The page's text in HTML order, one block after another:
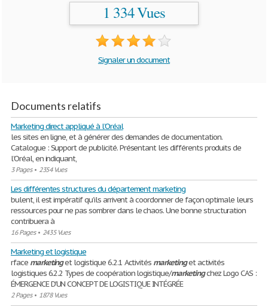
1 334 Vues
Signaler un document
Documents relatifs
Marketing direct appliqué à l’Oréal
les sites en ligne, et à générer des demandes de documentation.
Catalogue : Support de publicité. Présentant les différents produits de
l’Oréal, en indiquant,
3 Pages• 2354 Vues
Les différentes structures du département marketing
bulent, il est impératif qu’ils arrivent à coordonner de façon optimale leurs
ressources pour ne pas sombrer dans le chaos. Une bonne structuration
contribuera à
16 Pages• 2435 Vues
Marketing et logistique
rface marketinget logistique 6.2.1 Activités marketinget activités
logistiques 6.2.2 Types de coopération logistique/marketingchez Logo CAS :
ÉMERGENCE D'UN CONCEPT DE LOGISTIQUE INTÉGRÉE
2 Pages• 1878 Vues